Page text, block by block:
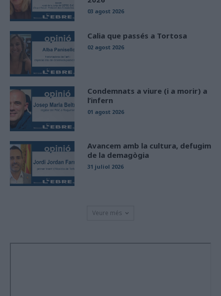
03 agost 2026
Calia que passés a Tortosa
02 agost 2026
Condemnats a viure (i a morir) a
l’infern
01 agost 2026
Avancem amb la cultura, defugim
de la demagògia
31 juliol 2026
Veure més